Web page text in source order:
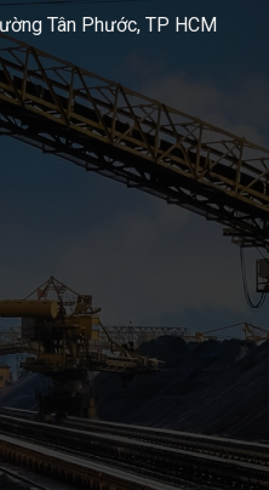
Tân Phước, TP HCM